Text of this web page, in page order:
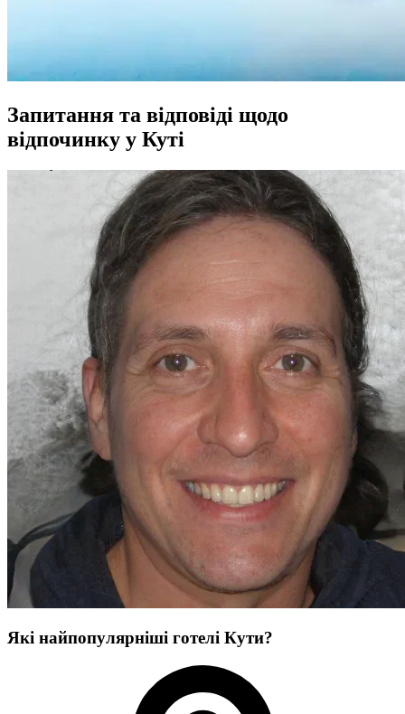
Запитання та відповіді щодо
відпочинку у Куті
Які найпопулярніші готелі Кути?